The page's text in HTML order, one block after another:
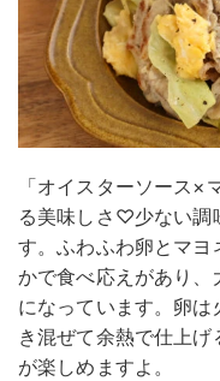
「オイスターソース×
る美味しさ♡少ない調
す。ふわふわ卵とマ
かで食べ応えがあり、
になっています。卵
き混ぜて余熱で仕上
が楽しめますよ。